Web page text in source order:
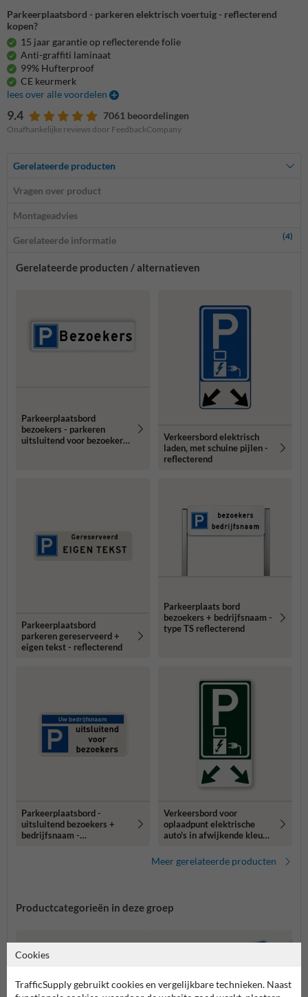
Parkeerplaatsbord - parkeren elektrisch voertuig - reflecterend
kopen?
15 jaar garantie op reflecterende folie
Anti-graffiti laminaat
99% Hufterproof
CE keurmerk
lees over alle voordelen
9.4 7061 beoordelingen
Onafhankelijke reviews door FeedbackCompany
Gerelateerde producten
Vragen over product
Montageadvies
Gerelateerde informatie (4)
Gerelateerde producten / alternatieven
Parkeerplaatsbord
bezoekers - parkeren
uitsluitend voor bezoekers
Verkeersbord elektrisch
laden, met schuine pijlen -
reflecterend
Parkeerplaatsbord
parkeren gereserveerd +
eigen tekst - reflecterend
Parkeerplaats bord
bezoekers + bedrijfsnaam -
type TS reflecterend
Parkeerplaatsbord -
uitsluitend bezoekers +
bedrijfsnaam -
Verkeersbord voor
oplaadpunt elektrische
auto's in afwijkende kleur -
Meer gerelateerde producten
Productcategorieën in deze groep
Cookies
TrafficSupply gebruikt cookies en vergelijkbare technieken. Naast